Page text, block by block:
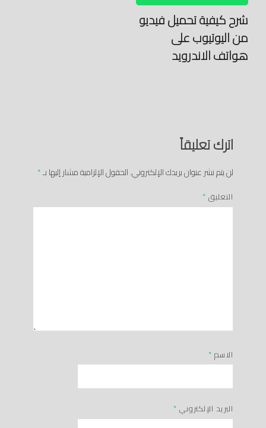
شرح كيفية تحميل فيديو
من اليوتيوب على
هواتف الاندرويد
اترك تعليقاً
لن يتم نشر عنوان بريدك الإلكتروني.الحقول الإلزامية مشار إليها بـ*
التعليق *
الاسم *
البريد الإلكتروني *